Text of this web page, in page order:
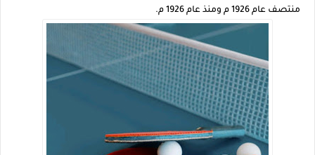
منتصف عام 1926 م ومنذ عام 1926 م.